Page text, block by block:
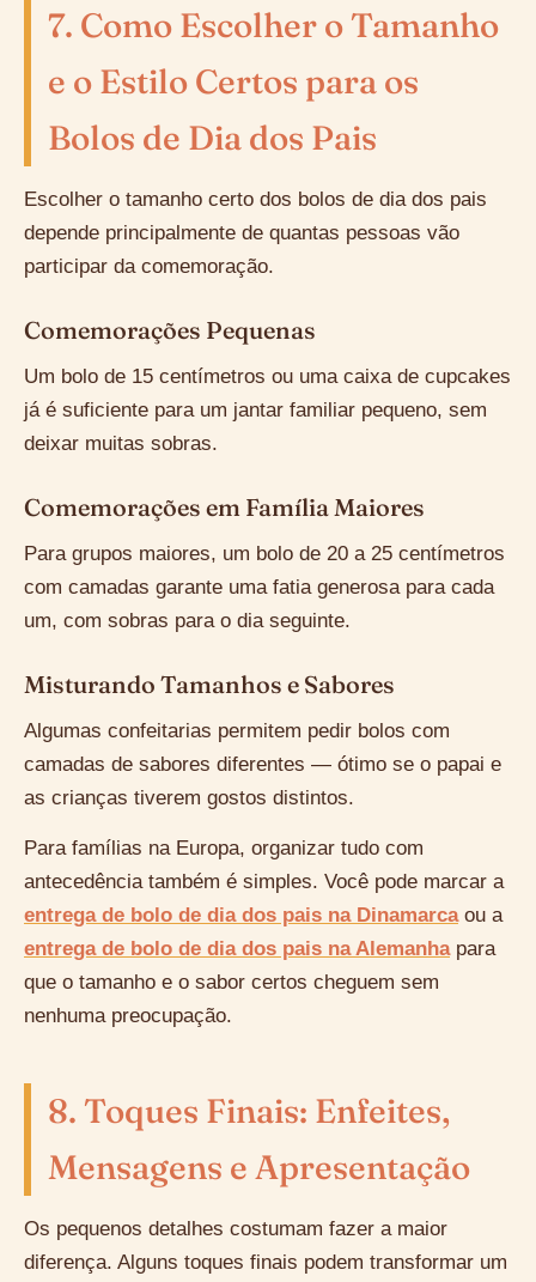
7. Como Escolher o Tamanho
e o Estilo Certos para os
Bolos de Dia dos Pais
Escolher o tamanho certo dos bolos de dia dos pais
depende principalmente de quantas pessoas vão
participar da comemoração.
Comemorações Pequenas
Um bolo de 15 centímetros ou uma caixa de cupcakes
já é suficiente para um jantar familiar pequeno, sem
deixar muitas sobras.
Comemorações em Família Maiores
Para grupos maiores, um bolo de 20 a 25 centímetros
com camadas garante uma fatia generosa para cada
um, com sobras para o dia seguinte.
Misturando Tamanhos e Sabores
Algumas confeitarias permitem pedir bolos com
camadas de sabores diferentes — ótimo se o papai e
as crianças tiverem gostos distintos.
Para famílias na Europa, organizar tudo com
antecedência também é simples. Você pode marcar a
entrega de bolo de dia dos pais na Dinamarcaou a
entrega de bolo de dia dos pais na Alemanhapara
que o tamanho e o sabor certos cheguem sem
nenhuma preocupação.
8. Toques Finais: Enfeites,
Mensagens e Apresentação
Os pequenos detalhes costumam fazer a maior
diferença. Alguns toques finais podem transformar um